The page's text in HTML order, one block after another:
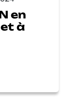
en
à